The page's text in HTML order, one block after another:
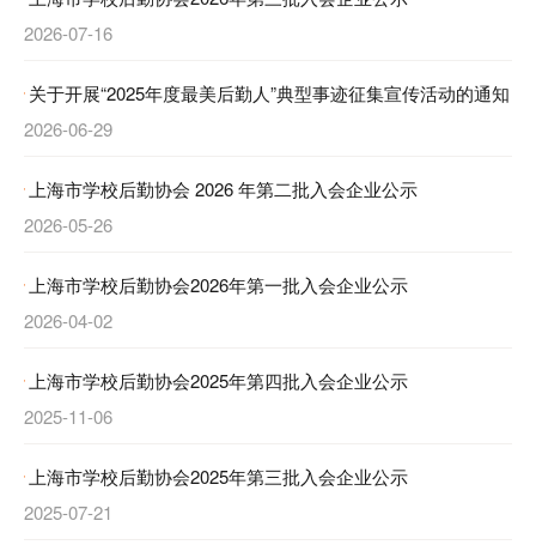
2026-07-16
关于开展“2025年度最美后勤人”典型事迹征集宣传活动的通知
2026-06-29
上海市学校后勤协会 2026 年第二批入会企业公示
2026-05-26
上海市学校后勤协会2026年第一批入会企业公示
2026-04-02
上海市学校后勤协会2025年第四批入会企业公示
2025-11-06
上海市学校后勤协会2025年第三批入会企业公示
2025-07-21